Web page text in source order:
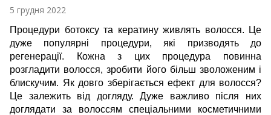
5 грудня 2022
Процедури ботоксу та кератину живлять волосся. Це
дуже популярні процедури, які призводять до
регенерації. Кожна з цих процедура повинна
розгладити волосся, зробити його більш зволоженим і
блискучим. Як довго зберігається ефект для волосся?
Це залежить від догляду. Дуже важливо після них
доглядати за волоссям спеціальними косметичними